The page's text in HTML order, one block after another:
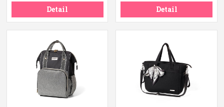
Detail Detail